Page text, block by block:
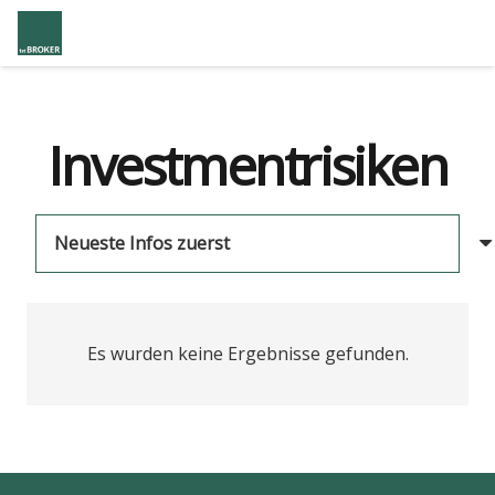
Investmentrisiken
Es wurden keine Ergebnisse gefunden.